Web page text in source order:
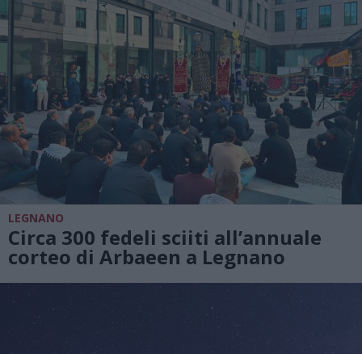
LEGNANO
Circa 300 fedeli sciiti all’annuale
corteo di Arbaeen a Legnano